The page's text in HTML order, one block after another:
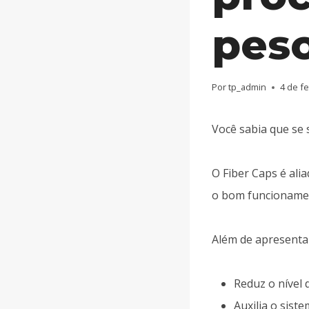
Portp_admin 4 de
Você sabia que
O Fiber Caps é
o bom
Além de
Reduz o nível
Auxilia o